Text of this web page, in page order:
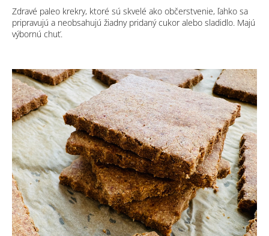
Zdravé paleo krekry, ktoré sú skvelé ako občerstvenie, ľahko sa
pripravujú a neobsahujú žiadny pridaný cukor alebo sladidlo. Majú
výbornú chuť.